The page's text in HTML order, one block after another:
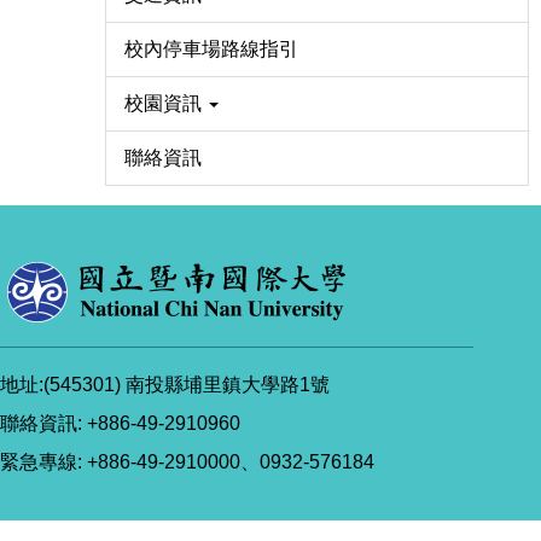
校內停車場路線指引
校園資訊
聯絡資訊
地址:(545301) 南投縣埔里鎮大學路1號
聯絡資訊: +886-49-2910960
緊急專線: +886-49-2910000、0932-576184